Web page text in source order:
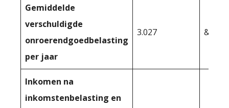
Gemiddelde
verschuldigde
onroerendgoedbelasting
per jaar
3.027
Inkomen na
inkomstenbelasting en